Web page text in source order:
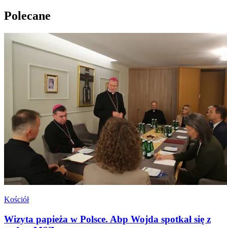
Polecane
Kościół
Wizyta papieża w Polsce. Abp Wojda spotkał się z